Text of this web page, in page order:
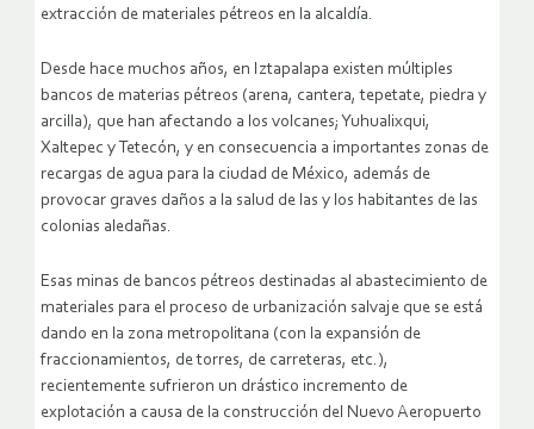
extracción de materiales pétreos en la alcaldía.
Desde hace muchos años, en Iztapalapa existen múltiples
bancos de materias pétreos (arena, cantera, tepetate, piedra y
arcilla), que han afectando a los volcanes; Yuhualixqui,
Xaltepec y Tetecón, y en consecuencia a importantes zonas de
recargas de agua para la ciudad de México, además de
provocar graves daños a la salud de las y los habitantes de las
colonias aledañas.
Esas minas de bancos pétreos destinadas al abastecimiento de
materiales para el proceso de urbanización salvaje que se está
dando en la zona metropolitana (con la expansión de
fraccionamientos, de torres, de carreteras, etc.),
recientemente sufrieron un drástico incremento de
explotación a causa de la construcción del Nuevo Aeropuerto